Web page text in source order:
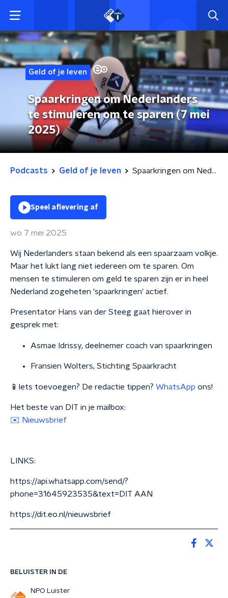
Geld of je leven
Spaarkringen om Nederlanders
te stimuleren om te sparen (7 mei
2025)
Podcasts Geld of je leven Spaarkringen om Nederlanders te stimuleren om te sparen (7 mei 2025)
BELUISTER IN DE
NPO Luister
Speel aflevering af
wo 7 mei 2025
Wij Nederlanders staan bekend als een spaarzaam volkje.
Maar het lukt lang niet iedereen om te sparen. Om
mensen te stimuleren om geld te sparen zijn er in heel
Nederland zogeheten 'spaarkringen' actief.
Presentator Hans van der Steeg gaat hierover in
gesprek met:
Asmae Idrissy, deelnemer coach van spaarkringen
Fransien Wolters, Stichting Spaarkracht
📱Iets toevoegen? De redactie tippen? WhatsApp ons!
Het beste van DIT in je mailbox:
✉️ Nieuwsbrief
LINKS:
https://api.whatsapp.com/send/?
phone=31645923535&text=DIT AAN
https://dit.eo.nl/nieuwsbrief